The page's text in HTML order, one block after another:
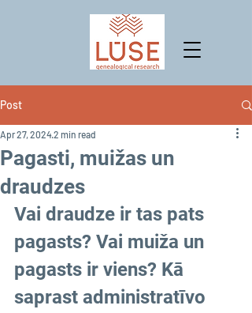
Post
Pagasti, muižas un
draudzes
Apr 27, 20242 min read
Vai draudze ir tas pats
pagasts? Vai muiža un
pagasts ir viens? Kā
saprast administratīvo